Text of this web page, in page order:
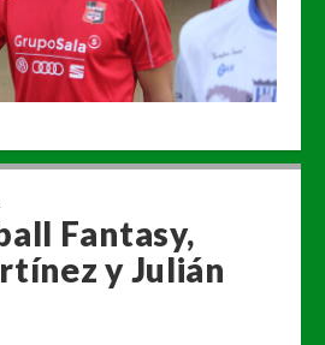
Fantasy,
y Julián